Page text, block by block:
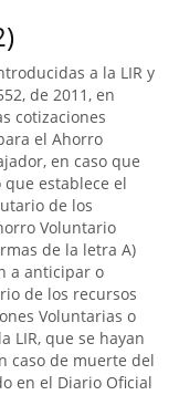
a la LIR y
de 2011, en
cotizaciones
el Ahorro
en caso que
establece el
de los
Voluntario
de la letra A)
a anticipar o
de los recursos
Voluntarias o
LIR, que se hayan
caso de muerte del
en el Diario Oficial